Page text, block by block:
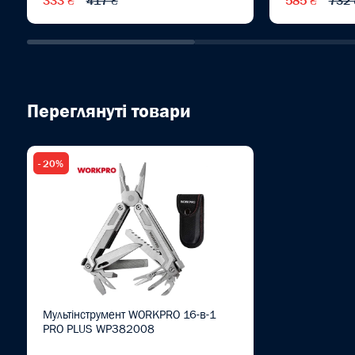
Переглянуті товари
- 20%
Мультінструмент WORKPRO 16-в-1
PRO PLUS WP382008